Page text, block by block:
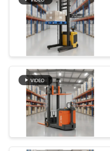
PRIVACY
POLICY